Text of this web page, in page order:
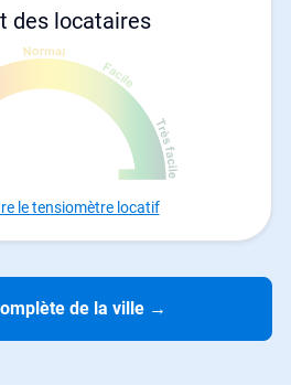
des locataires
le tensiomètre locatif
de la ville →